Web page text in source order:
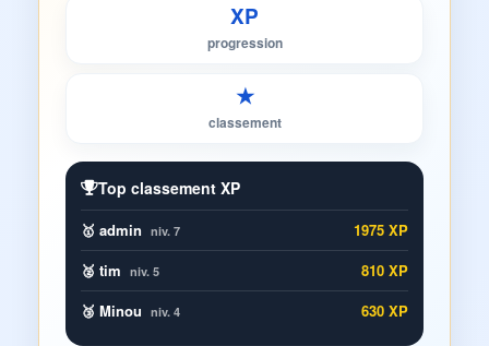
XP
progression
★
classement
Top classement XP
🥇 admin niv. 7
1975 XP
🥈 tim niv. 5
810 XP
🥉 Minou niv. 4 630 XP